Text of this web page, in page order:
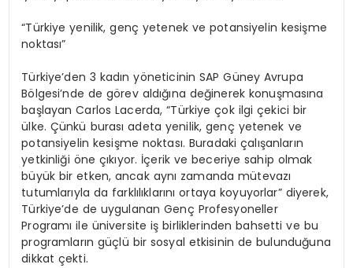
“Türkiye yenilik, genç yetenek ve potansiyelin kesişme
noktası”
Türkiye’den 3 kadın yöneticinin SAP Güney Avrupa
Bölgesi’nde de görev aldığına değinerek konuşmasına
başlayan Carlos Lacerda, “Türkiye çok ilgi çekici bir
ülke. Çünkü burası adeta yenilik, genç yetenek ve
potansiyelin kesişme noktası. Buradaki çalışanların
yetkinliği öne çıkıyor. İçerik ve beceriye sahip olmak
büyük bir etken, ancak aynı zamanda mütevazı
tutumlarıyla da farklılıklarını ortaya koyuyorlar” diyerek,
Türkiye’de de uygulanan Genç Profesyoneller
Programı ile üniversite iş birliklerinden bahsetti ve bu
programların güçlü bir sosyal etkisinin de bulunduğuna
dikkat çekti.